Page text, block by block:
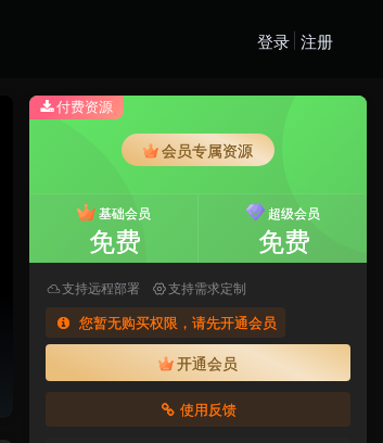
登录 注册
付费资源
会员专属资源
基础会员
免费
超级会员
免费
支持远程部署 支持需求定制
您暂无购买权限，请先开通会员
开通会员
使用反馈